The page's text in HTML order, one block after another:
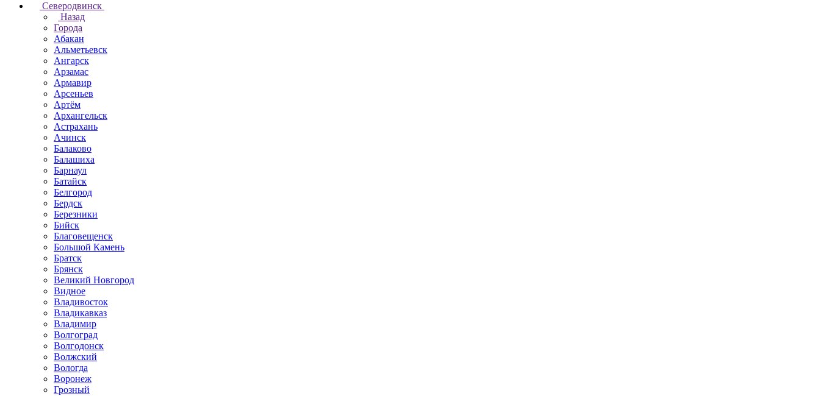
Северодвинск
Назад
Города
Абакан
Альметьевск
Ангарск
Арзамас
Армавир
Арсеньев
Артём
Архангельск
Астрахань
Ачинск
Балаково
Балашиха
Барнаул
Батайск
Белгород
Бердск
Березники
Бийск
Благовещенск
Большой Камень
Братск
Брянск
Великий Новгород
Видное
Владивосток
Владикавказ
Владимир
Волгоград
Волгодонск
Волжский
Вологда
Воронеж
Грозный